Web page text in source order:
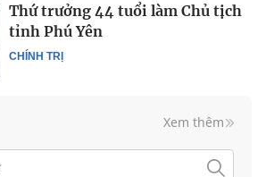
CHÍNH TRỊ
Thứ trưởng 44 tuổi làm Chủ tịch
tỉnh Phú Yên
Xem thêm